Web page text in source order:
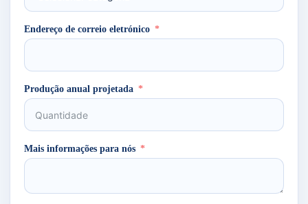
Endereço de correio eletrónico
Produção anual projetada
Mais informações para nós